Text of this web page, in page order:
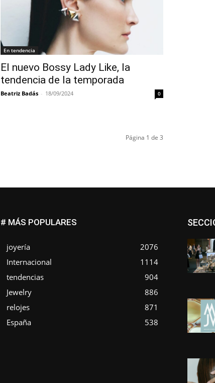
En tendencia
El nuevo Bossy Lady Like, la
tendencia de la temporada
Beatriz Badás - 18/09/2024 0
Página 1 de 3
# MÁS POPULARES
joyería
2076
Internacional
1114
tendencias
904
Jewelry
886
relojes
871
España
538